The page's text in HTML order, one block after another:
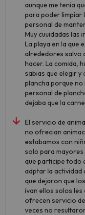
aunque me tenia
para poder limpiar
personal de
Muy cuuidadas las
La playa en la que
alrededores salvo
hacer. La comida,
sabias que elegir y
plancha porque no
personal de
dejaba que la
El servicio de
no ofrecian
estabamos con
solo para mayores
que participe todo
adptar la actividad
que dejaron que
ivan ellos solos les
ofrecen servicio
veces no